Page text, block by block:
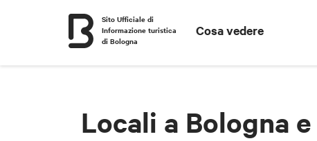
Sito Ufficiale di
Informazione turistica
di Bologna
Cosa vedere
Locali a Bologna